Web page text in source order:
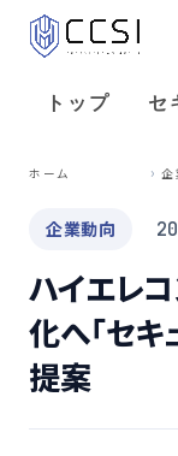
トップ セ
ホーム 企
企業動向
ハイエレ
化へ「セキ
提案